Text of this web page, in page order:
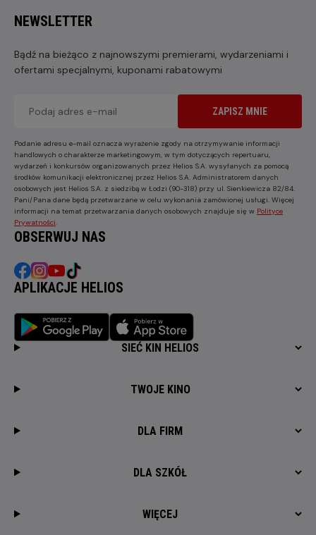
NEWSLETTER
Bądź na bieżąco z najnowszymi premierami, wydarzeniami i
ofertami specjalnymi, kuponami rabatowymi
ZAPISZ MNIE
Podanie adresu e-mail oznacza wyrażenie zgody na otrzymywanie informacji
handlowych o charakterze marketingowym, w tym dotyczących repertuaru,
wydarzeń i konkursów organizowanych przez Helios S.A. wysyłanych za pomocą
środków komunikacji elektronicznej przez Helios S.A. Administratorem danych
osobowych jest Helios S.A. z siedzibą w Łodzi (90-318) przy ul. Sienkiewicza 82/84.
Pani/Pana dane będą przetwarzane w celu wykonania zamówionej usługi. Więcej
informacji na temat przetwarzania danych osobowych znajduje się w Polityce
Prywatności
OBSERWUJ NAS
APLIKACJE HELIOS
SIEĆ KIN HELIOS
TWOJE KINO
DLA FIRM
DLA SZKÓŁ
WIĘCEJ